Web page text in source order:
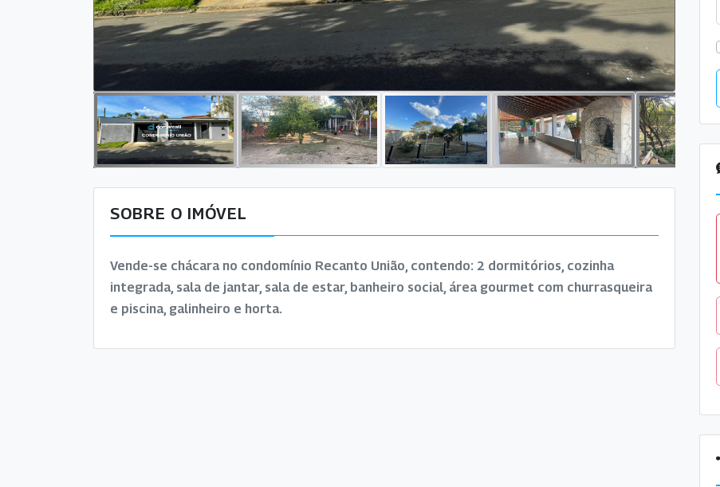
SOBRE O IMÓVEL
Vende-se chácara no condomínio Recanto União, contendo: 2 dormitórios, cozinha
integrada, sala de jantar, sala de estar, banheiro social, área gourmet com churrasqueira
e piscina, galinheiro e horta.